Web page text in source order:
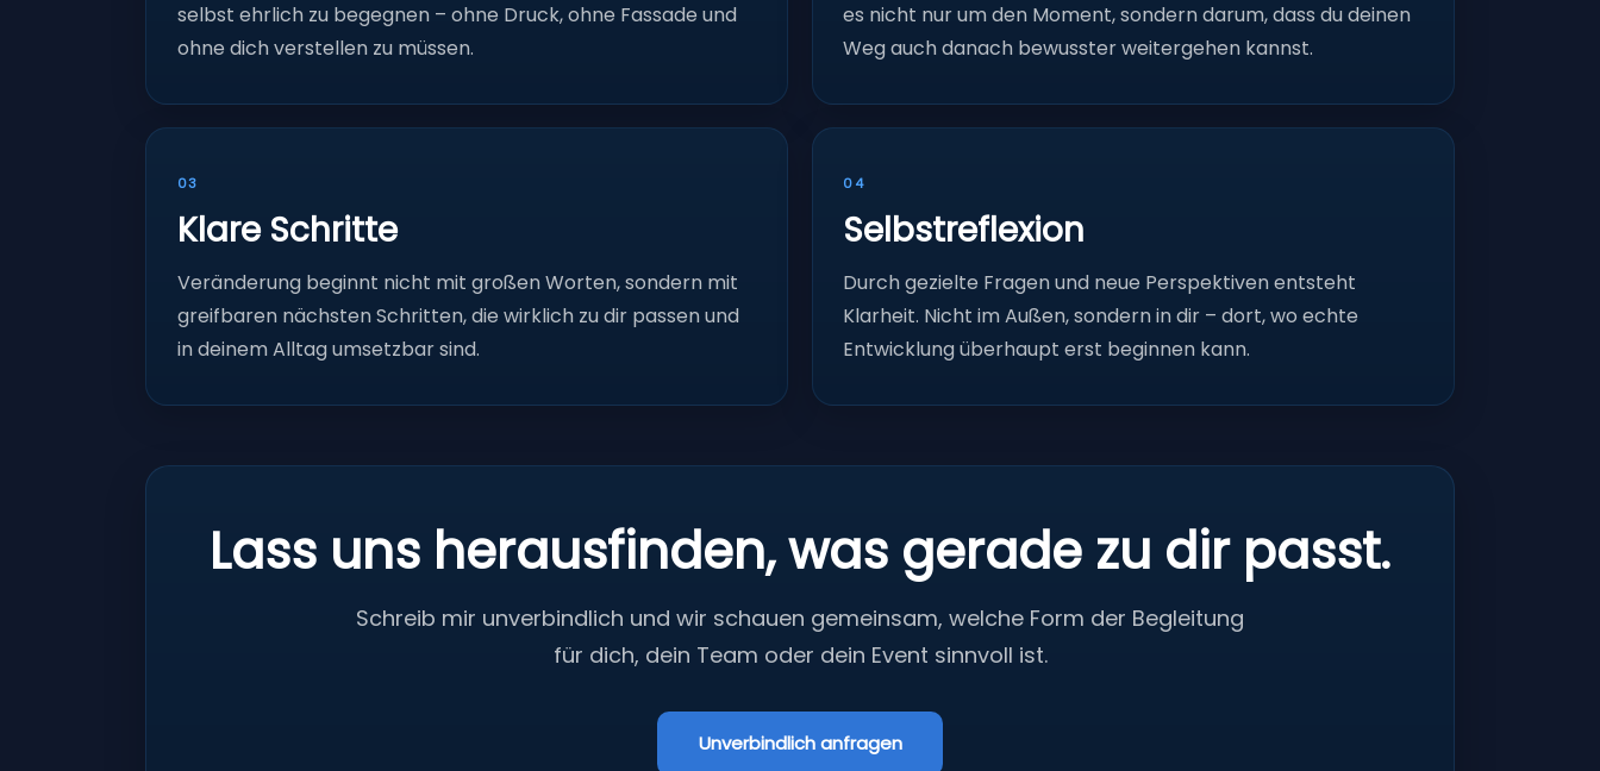
selbst ehrlich zu begegnen – ohne Druck, ohne Fassade und
ohne dich verstellen zu müssen.
es nicht nur um den Moment, sondern darum, dass du deinen
Weg auch danach bewusster weitergehen kannst.
03
Klare Schritte
Veränderung beginnt nicht mit großen Worten, sondern mit
greifbaren nächsten Schritten, die wirklich zu dir passen und
in deinem Alltag umsetzbar sind.
04
Selbstreflexion
Durch gezielte Fragen und neue Perspektiven entsteht
Klarheit. Nicht im Außen, sondern in dir – dort, wo echte
Entwicklung überhaupt erst beginnen kann.
Lass uns herausfinden, was gerade zu dir passt.
Schreib mir unverbindlich und wir schauen gemeinsam, welche Form der Begleitung
für dich, dein Team oder dein Event sinnvoll ist.
Unverbindlich anfragen